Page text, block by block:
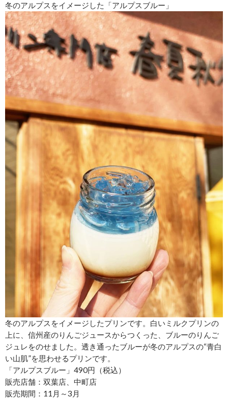
冬のアルプスをイメージした「アルプスブルー」
冬のアルプスをイメージしたプリンです。白いミルクプリンの
上に、信州産のりんごジュースからつくった、ブルーのりんご
ジュレをのせました。透き通ったブルーが冬のアルプスの“青白
い山肌”を思わせるプリンです。
「アルプスブルー」490円（税込）
販売店舗：双葉店、中町店
販売期間：11月～3月